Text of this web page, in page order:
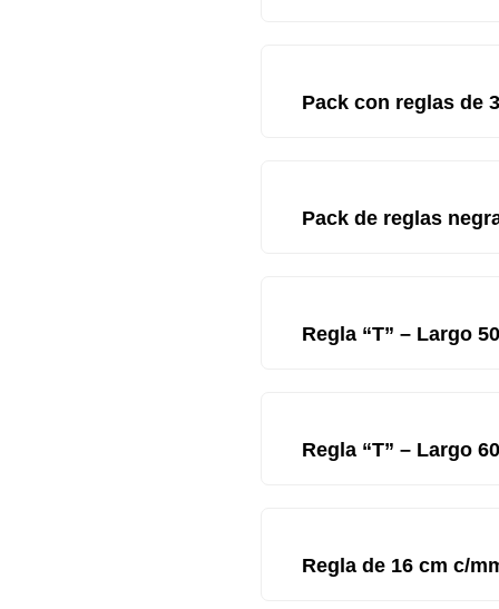
Pack con reglas de
Pack de reglas
Regla “T” – Largo
Regla “T” – Largo
Regla de 16 cm c/